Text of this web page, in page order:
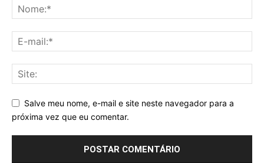
Salve meu nome, e-mail e site neste navegador para a
próxima vez que eu comentar.